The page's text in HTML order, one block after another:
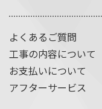
よくあるご質問
工事の内容について
お支払いについて
アフターサービス